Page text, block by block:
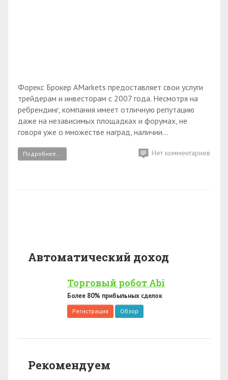
Форекс Брокер AMarkets предоставляет свои услуги
трейдерам и инвесторам с 2007 года. Несмотря на
ребрендинг, компания имеет отличную репутацию
даже на независимых площадках и форумах, не
говоря уже о множестве наград, наличии...
Подробнее... Нет комментариев
Автоматический доход
Торговый робот Abi
Более 80% прибыльных сделок
Регистрация Обзор
Рекомендуем